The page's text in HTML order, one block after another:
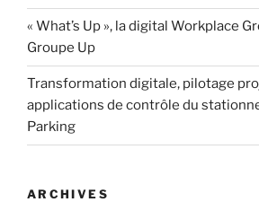
« What’s Up », la digital Workplace
Groupe Up
Transformation digitale, pilotage
applications de contrôle du
Parking
ARCHIVES